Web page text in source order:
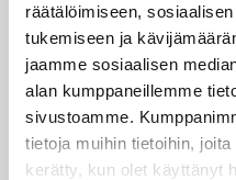
räätälöimiseen,
tukemiseen ja
jaamme sosiaalisen
alan kumppaneillemme
sivustoamme.
tietoja muihin tietoihin,
kerätty, kun olet käyttänyt
Susiladiesin
Tukholmassa
Liettuasta